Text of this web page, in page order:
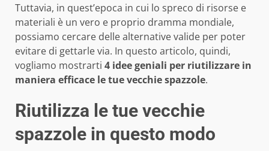
Tuttavia, in quest’epoca in cui lo spreco di risorse e
materiali è un vero e proprio dramma mondiale,
possiamo cercare delle alternative valide per poter
evitare di gettarle via. In questo articolo, quindi,
vogliamo mostrarti 4 idee geniali per riutilizzare in
maniera efficace le tue vecchie spazzole.
Riutilizza le tue vecchie
spazzole in questo modo